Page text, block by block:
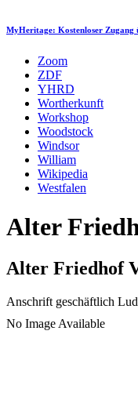
MyHeritage: Kostenloser Zugang
Zoom
ZDF
YHRD
Wortherkunft
Workshop
Woodstock
Windsor
William
Wikipedia
Westfalen
Alter
Alter Friedhof
Anschrift geschäftlich
No Image Available